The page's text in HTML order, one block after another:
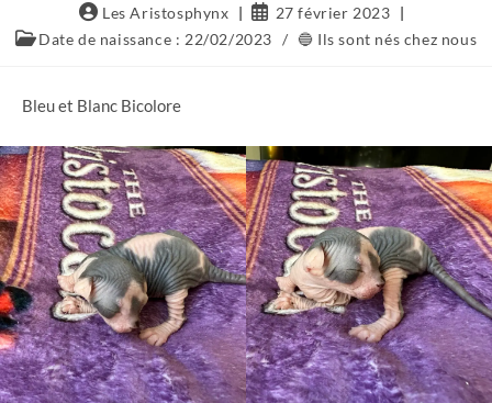
Auteur/autrice
de
Les Aristosphynx
Publication
publiée :
27 février 2023
PostDate de naissance : 22/02/2023 / 🔵 Ils sont nés chez nous
Bleu et Blanc Bicolore